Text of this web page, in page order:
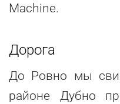
Machine.
Дорога
До Ровно мы
районе Дубно